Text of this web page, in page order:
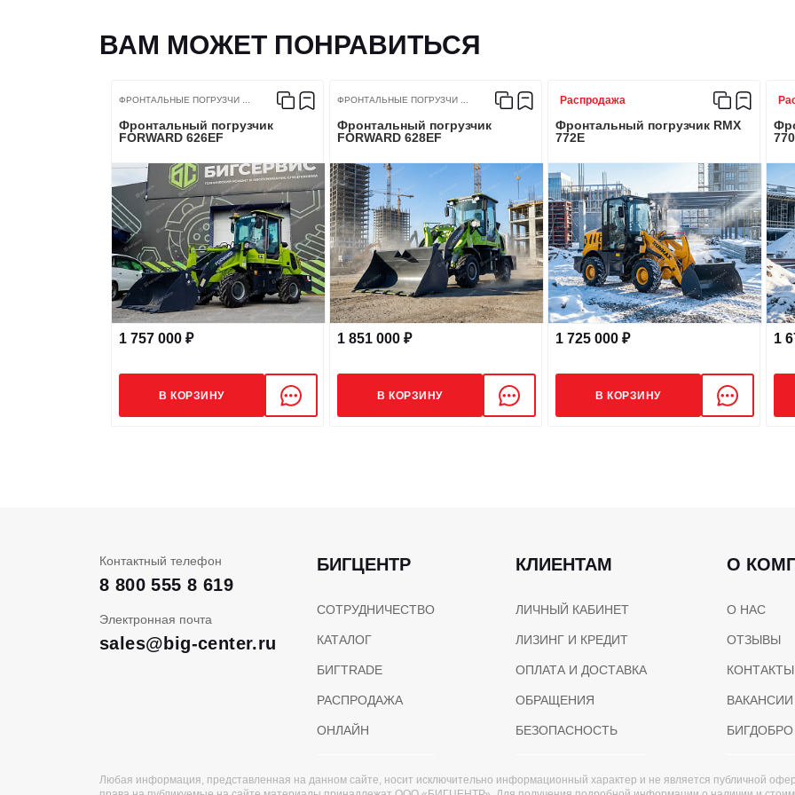
Тип рабочего тормоза Дисковый тормоз
Тип стояночного тормоза Ручной дисковый тормоз
ГИДРАВЛИКА
Тип насоса Шестеренчатый насос
Модель насоса PH2063
Объем заливаемого
Объем системы
Объем гидробака, л
Объем трансмиссии, л
Объем переднего моста,
Объем заднего моста, л
ВАМ МОЖЕТ ПОНРАВИТЬСЯ
ФРОНТАЛЬНЫЕ ПОГРУЗЧИ ...
Фронтальный погрузчик
FORWARD 626EF
1 757 000 ₽
В КОРЗИНУ
ФРОНТАЛЬНЫЕ ПОГРУЗЧИ ...
Фронтальный погрузчик
FORWARD 628EF
1 851 000 ₽
В КОРЗИНУ
Распродажа
Фронтальный погрузчик RMX
772E
1 725 000 ₽
В КОРЗИНУ
1
Контактный телефон
8 800 555 8 619
Электронная почта
sales@big-center.ru
БИГЦЕНТР
СОТРУДНИЧЕСТВО
КАТАЛОГ
БИГTRADE
РАСПРОДАЖА
ОНЛАЙН
КЛИЕНТАМ
ЛИЧНЫЙ КАБИНЕТ
ЛИЗИНГ И КРЕДИТ
ОПЛАТА И ДОСТАВКА
ОБРАЩЕНИЯ
БЕЗОПАСНОСТЬ
О
О НАС
ОТЗЫВЫ
КОНТАКТЫ
ВАКАНСИИ
БИГДОБРО
Любая информация, представленная на данном сайте, носит исключительно информационный характер и не является публичной